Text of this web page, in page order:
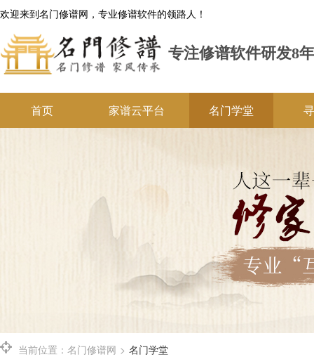
欢迎来到名门修谱网，专业修谱软件的领路人！
专注修谱软件研发8
首页 家谱云平台 名门学堂
当前位置： 名门修谱网 > 名门学堂